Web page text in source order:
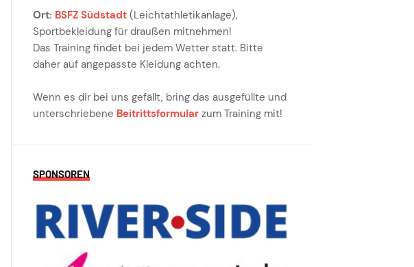
Ort: BSFZ Südstadt (Leichtathletikanlage),
Sportbekleidung für draußen mitnehmen!
Das Training findet bei jedem Wetter statt. Bitte
daher auf angepasste Kleidung achten.
Wenn es dir bei uns gefällt, bring das ausgefüllte und
unterschriebene Beitrittsformular zum Training mit!
SPONSOREN